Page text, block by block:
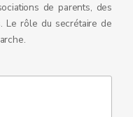
de parents, des
Le rôle du secrétaire de